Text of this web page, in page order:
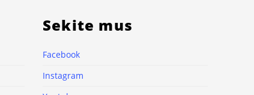
Sekite mus
Facebook
Instagram